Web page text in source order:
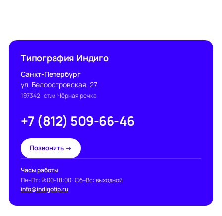
Типография Индиго
Санкт-Петербург
ул. Белоостровская, 27
197342· ст.м. Чёрная речка
+7 (812) 509-66-46
Позвонить →
Часы работы
Пн–Пт: 9:00–18:00 · Сб–Вс: выходной
info@indigotip.ru